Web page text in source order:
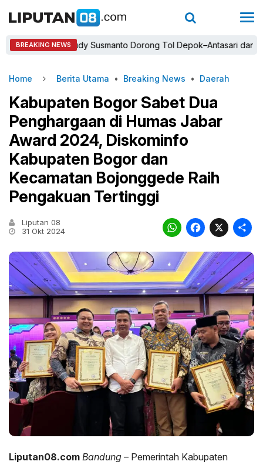
BREAKING NEWS
Bupati Rudy Susmanto Dorong Tol Depok–Antasari dan Jalan
Home Berita Utama • Breaking News • Daerah
Kabupaten Bogor Sabet Dua
Penghargaan di Humas Jabar
Award 2024, Diskominfo
Kabupaten Bogor dan
Kecamatan Bojonggede Raih
Pengakuan Tertinggi
Liputan 08
31 Okt 2024
X
Liputan08.com Bandung – Pemerintah Kabupaten